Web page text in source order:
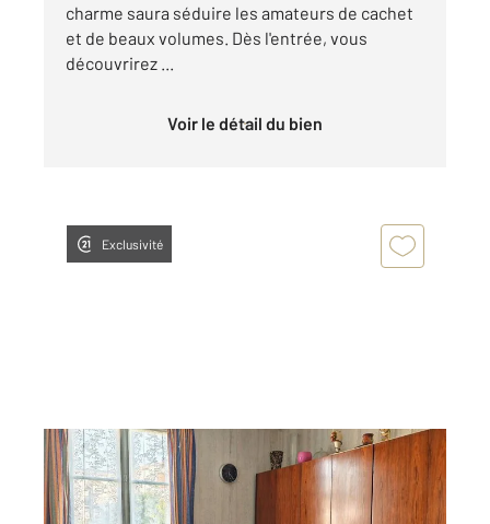
charme saura séduire les amateurs de cachet
et de beaux volumes. Dès l'entrée, vous
découvrirez ...
Voir le détail du bien
Exclusivité
CHALONS EN CHAMPAGNE 51
113,89 m , 5 pièces
Ref : 8210